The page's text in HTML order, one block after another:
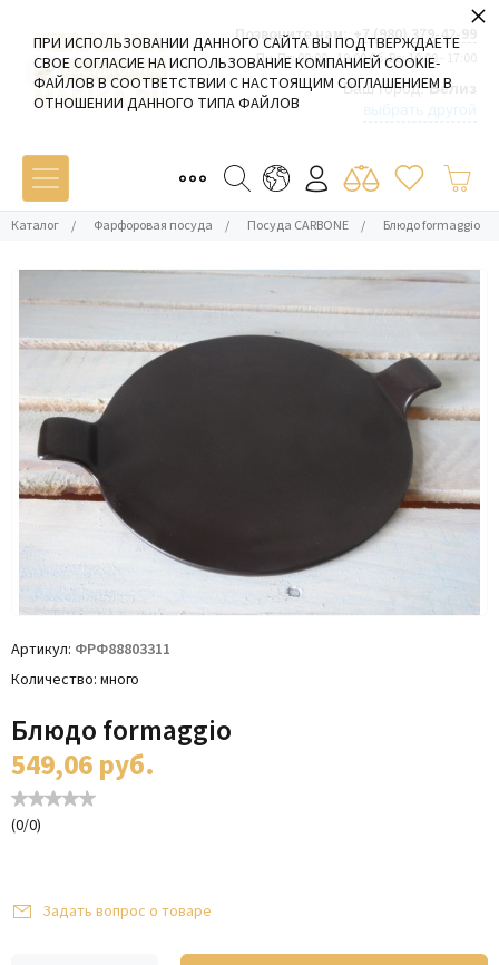
Позвоните нам: +7 (980) 379-42-99
Пн-Пт: 09:00 - 19:00 Сб-Вс: 10:00 - 17:00
Ваш город:Белиз
Каталог / Фарфоровая посуда / Посуда CARBONE / Блюдо formaggio
Артикул ФРФ88803311
Количество много
Блюдо formaggio
549,06руб.
(0/0)
Задать вопрос о товаре
ПРИ ИСПОЛЬЗОВАНИИ ДАННОГО САЙТА ВЫ ПОДТВЕРЖДАЕТЕ
СВОЕ СОГЛАСИЕ НА ИСПОЛЬЗОВАНИЕ КОМПАНИЕЙ COOKIE-
ФАЙЛОВ В СООТВЕТСТВИИ С НАСТОЯЩИМ СОГЛАШЕНИЕМ В
ОТНОШЕНИИ ДАННОГО ТИПА ФАЙЛОВ
×